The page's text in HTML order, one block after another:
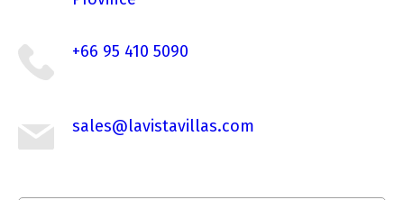
+66 95 410 5090
sales@lavistavillas.com